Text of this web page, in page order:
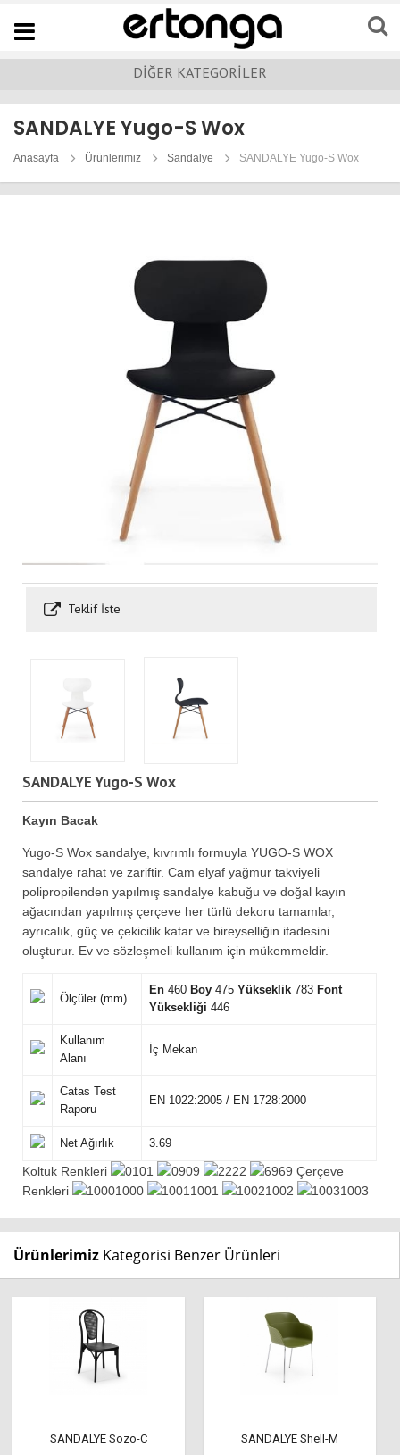
Navigation
DİĞER KATEGORİLER
SANDALYE Yugo-S Wox
Anasayfa Ürünlerimiz Sandalye SANDALYE Yugo-S Wox
Teklif İste
SANDALYE Yugo-S Wox
Kayın Bacak
Yugo-S Wox sandalye, kıvrımlı formuyla YUGO-S WOX
sandalye rahat ve zariftir. Cam elyaf yağmur takviyeli
polipropilenden yapılmış sandalye kabuğu ve doğal kayın
ağacından yapılmış çerçeve her türlü dekoru tamamlar,
ayrıcalık, güç ve çekicilik katar ve bireyselliğin ifadesini
oluşturur. Ev ve sözleşmeli kullanım için mükemmeldir.
Ölçüler (mm)
En 460 Boy 475Yükseklik 783 Font
Yüksekliği 446
Kullanım
Alanı
İç Mekan
Catas Test
Raporu
EN 1022:2005 / EN 1728:2000
Net Ağırlık 3.69
Koltuk Renkleri 01 09 22
69 Çerçeve
Renkleri
1000 1001 1002 1003
Ürünlerimiz Kategorisi Benzer Ürünleri
SANDALYE Sozo-C SANDALYE Shell-M